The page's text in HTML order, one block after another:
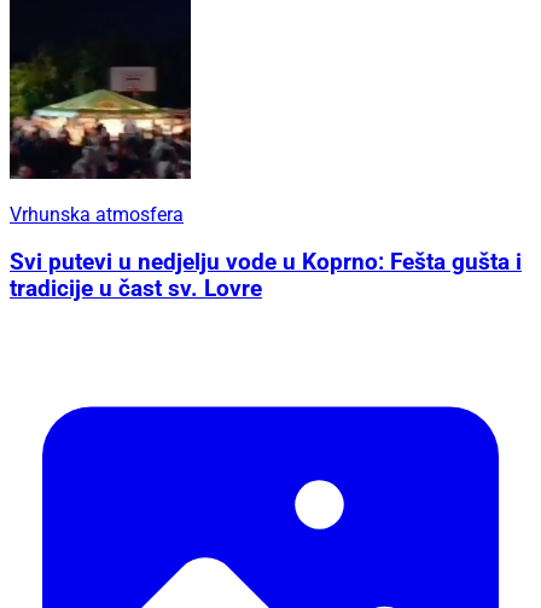
Vrhunska atmosfera
Svi putevi u nedjelju vode u Koprno: Fešta gušta i
tradicije u čast sv. Lovre